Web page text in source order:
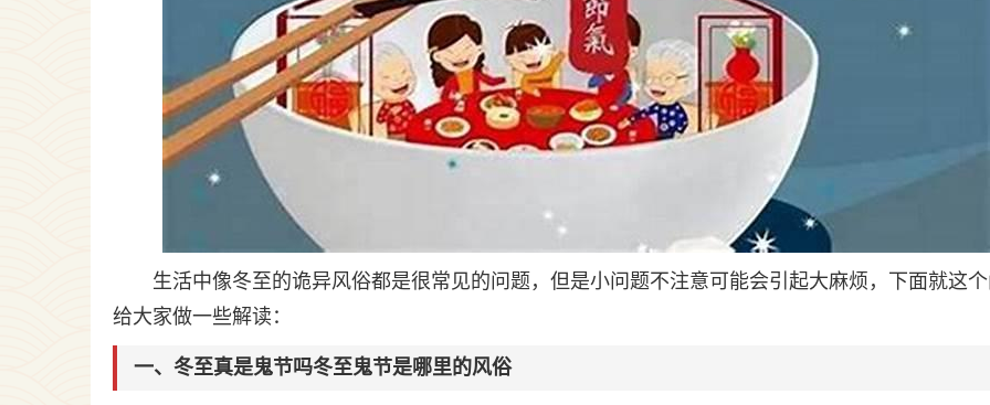
生活中像冬至的诡异风俗都是很常见的问题，但是小问题不注意可能会引起大麻烦，下面就这
给大家做一些解读：
一、冬至真是鬼节吗冬至鬼节是哪里的风俗